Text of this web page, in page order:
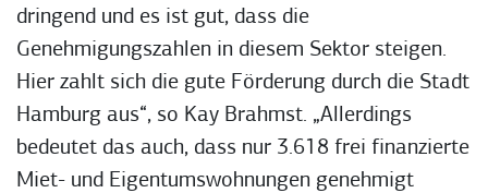
dringend und es ist gut, dass die
Genehmigungszahlen in diesem Sektor steigen.
Hier zahlt sich die gute Förderung durch die Stadt
Hamburg aus“, so Kay Brahmst. „Allerdings
bedeutet das auch, dass nur 3.618 frei finanzierte
Miet- und Eigentumswohnungen genehmigt